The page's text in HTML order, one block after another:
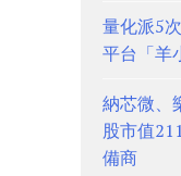
量化派5
平台「羊
納芯微、
股市值
備商